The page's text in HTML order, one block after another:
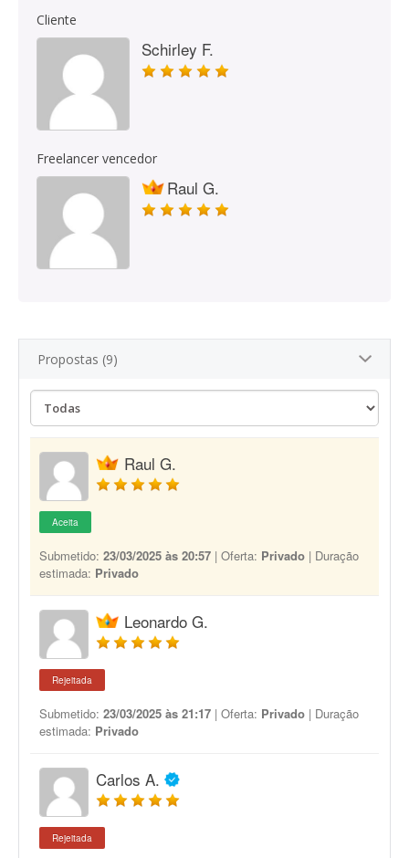
Cliente
Schirley F.
Freelancer vencedor
Raul G.
Propostas (9)
Raul G.
Aceita
Submetido: 23/03/2025 às 20:57 | Oferta: Privado | Duração
estimada: Privado
Leonardo G.
Rejeitada
Submetido: 23/03/2025 às 21:17 | Oferta: Privado | Duração
estimada: Privado
Carlos A.
Rejeitada